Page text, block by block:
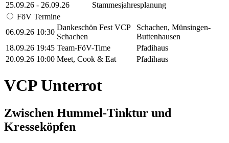
25.09.26 - 26.09.26
Stammesjahresplanung
FöV Termine
06.09.26 10:30
Dankeschön Fest VCP
Schachen
Schachen, Münsingen-
Buttenhausen
18.09.26 19:45 Team-FöV-Time
Pfadihaus
20.09.26 10:00 Meet, Cook & Eat Pfadihaus
VCP Unterrot
Zwischen Hummel-Tinktur und
Kresseköpfen